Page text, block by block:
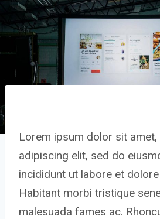
Lorem ipsum dolor sit
adipiscing elit, sed do
incididunt ut labore et
Habitant morbi tristique
malesuada fames ac.